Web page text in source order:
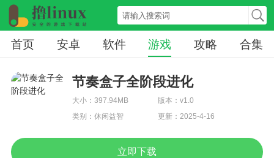
首页 安卓 软件 游戏 攻略 合集
节奏盒子全阶段进化
大小：397.94MB
版本：v1.0
类别：休闲益智
更新：2025-4-16
立即下载